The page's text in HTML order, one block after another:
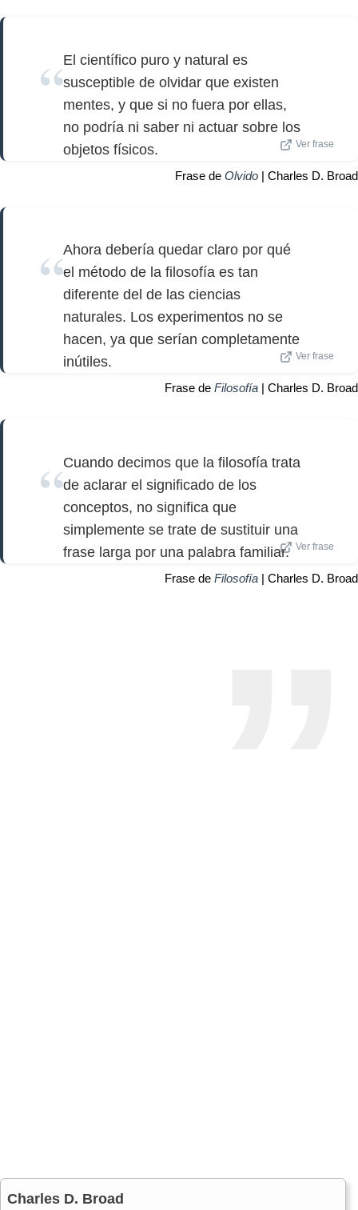
El científico puro y natural es
susceptible de olvidar que existen
mentes, y que si no fuera por ellas,
no podría ni saber ni actuar sobre los
objetos físicos.
Ver frase
Frase de Olvido | Charles D. Broad
Ahora debería quedar claro por qué
el método de la filosofía es tan
diferente del de las ciencias
naturales. Los experimentos no se
hacen, ya que serían completamente
inútiles.
Ver frase
Frase de Filosofía | Charles D. Broad
Cuando decimos que la filosofía trata
de aclarar el significado de los
conceptos, no significa que
simplemente se trate de sustituir una
frase larga por una palabra familiar.
Ver frase
Frase de Filosofía | Charles D. Broad
Charles D. Broad